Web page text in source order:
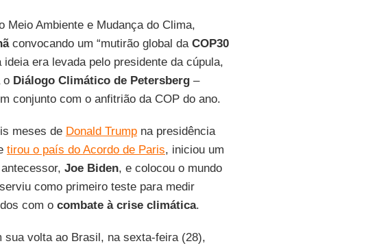
Meio Ambiente e Mudança do Clima,
convocando um “mutirão global da COP30
era levada pelo presidente da cúpula,
o Diálogo Climático de Petersberg–
conjunto com o anfitrião da COP do ano.
meses de Donald Trumpna presidência
tirou o país do Acordo de Paris, iniciou um
Joe Biden, e colocou o mundo
como primeiro teste para medir
com ocombate à crise climática.
sua volta ao Brasil, na sexta-feira (28),